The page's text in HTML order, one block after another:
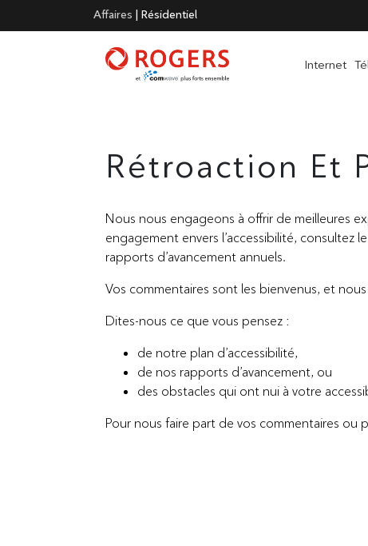
Affaires | Résidentiel
Internet
Rétroaction Et
Nous nous engageons à offrir de meilleures
engagement envers l’accessibilité, consultez le
rapports d’avancement annuels.
Vos commentaires sont les bienvenus, et
Dites-nous ce que vous pensez :
de notre plan d’accessibilité,
de nos rapports d’avancement, ou
des obstacles qui ont nui à votre
Pour nous faire part de vos commentaires ou